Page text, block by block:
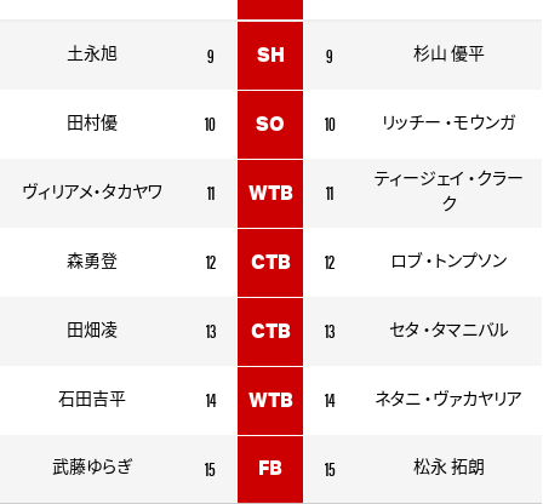
土永旭 9 SH 9 杉山 優平
田村優 10 SO 10 リッチー ・モウンガ
ヴィリアメ・タカヤワ 11 WTB 11
ティージェイ ・クラー
ク
森勇登 12 CTB 12 ロブ ・トンプソン
田畑凌 13 CTB 13 セタ ・タマニバル
石田吉平 14 WTB 14 ネタニ ・ヴァカヤリア
武藤ゆらぎ 15 FB 15 松永 拓朗